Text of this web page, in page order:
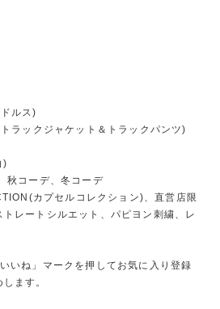
ルス)
ラックジャケット＆トラックパンツ)
)
秋コーデ、冬コーデ
カプセルコレクション)、直営店限
レートシルエット、パピヨン刺繍、レ
いね」マークを押してお気に入り登録
ます。